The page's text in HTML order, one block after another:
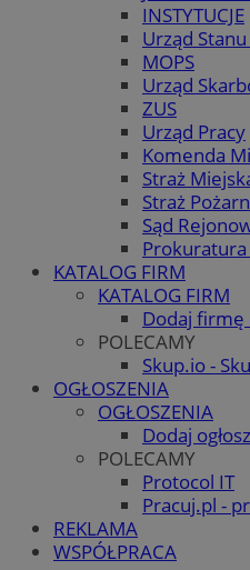
INSTYTUCJE
Urząd
MOPS
Urząd
ZUS
Urząd Pracy
Komenda
Straż
Straż
Sąd
KATALOG FIRM
KATALOG FIRM
Dodaj firmę
POLECAMY
Skup.io -
OGŁOSZENIA
OGŁOSZENIA
Dodaj
POLECAMY
Protocol IT
Pracuj.pl -
REKLAMA
WSPÓŁPRACA